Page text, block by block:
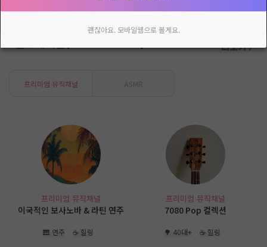
더보기 〉
프리미엄 뮤직채널
프리미엄 뮤직채널
이국적인 보사노바 & 라틴 연주
🎹 연주 ☕ 힐링
프리미엄 뮤직채널
7080 Pop 컬렉션
🌳 40대+ ☕ 힐링
다시 열지 않음 닫기
괜찮아요. 모바일웹으로 볼게요.